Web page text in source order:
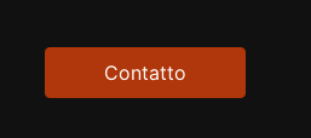
Contatto